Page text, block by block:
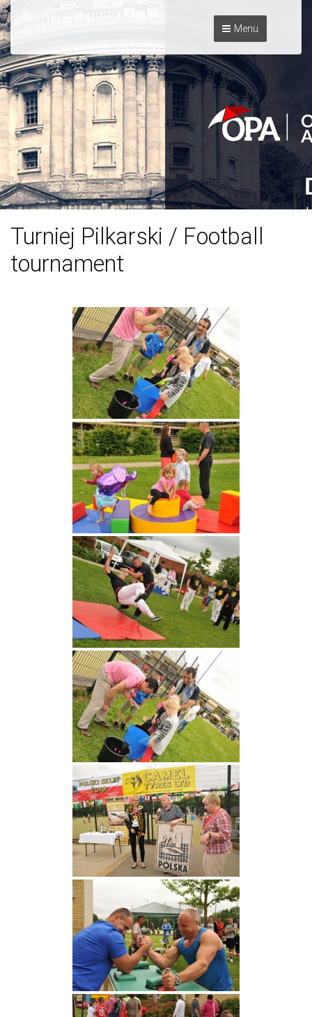
Menu
Turniej Pilkarski / Football
tournament